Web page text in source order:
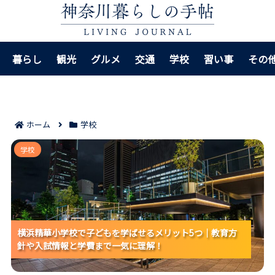
暮らし 観光 グルメ 交通 学校 習い事 その
ホーム 学校
横浜精華小学校で子どもを学ばせるメリット5つ｜教育
方針や入試情報と学費まで一気に理解！
横浜精華小学校で子どもを学ばせるメリット5つ｜教育方
針や入試情報と学費まで一気に理解！
横浜精華小学校で子どもを学ばせるメリット5つ｜教育方
針や入試情報と学費まで一気に理解！
横浜精華小学校で子どもを学ばせるメリット5つ｜教育方
針や入試情報と学費まで一気に理解！
学校